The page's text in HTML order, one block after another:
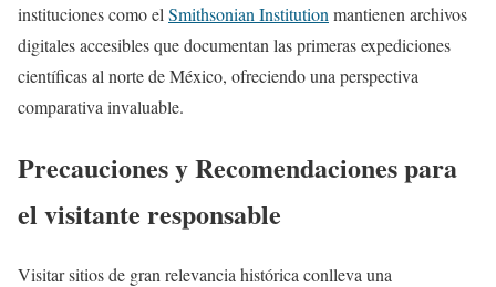
instituciones como el Smithsonian Institution mantienen archivos
digitales accesibles que documentan las primeras expediciones
científicas al norte de México, ofreciendo una perspectiva
comparativa invaluable.
Precauciones y Recomendaciones para
el visitante responsable
Visitar sitios de gran relevancia histórica conlleva una